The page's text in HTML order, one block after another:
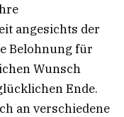
angesichts der
Belohnung für
Wunsch
Ende.
an verschiedene